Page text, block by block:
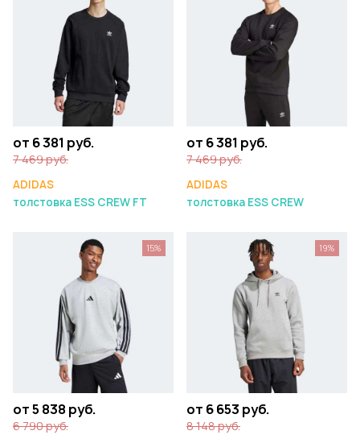
от 6 381 руб.
7 469 руб.
ADIDAS
толстовка ESS CREW FT
от 6 381 руб.
7 469 руб.
ADIDAS
толстовка ESS CREW
от 5 838 руб.
6 790 руб.
15%
от 6 653 руб.
8 148 руб.
19%